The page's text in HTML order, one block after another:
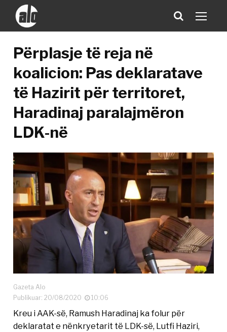
Përplasje të reja në
koalicion: Pas deklaratave
të Hazirit për territoret,
Haradinaj paralajmëron
LDK-në
Gazeta Alo
Publikuar: 20/08/2020
10:06
Kreu i AAK-së, Ramush Haradinaj ka folur për
deklaratat e nënkryetarit të LDK-së, Lutfi Haziri,